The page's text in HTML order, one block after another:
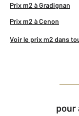
Prix m2 à Gradignan
Prix m2 à Cenon
Voir le prix m2 dans
pour